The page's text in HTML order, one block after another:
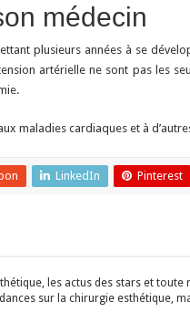
médecin
plusieurs années à se
artérielle ne sont pas les
maladies cardiaques et à
LinkedIn Pinterest
les actus des stars et
sur la chirurgie esthétique,